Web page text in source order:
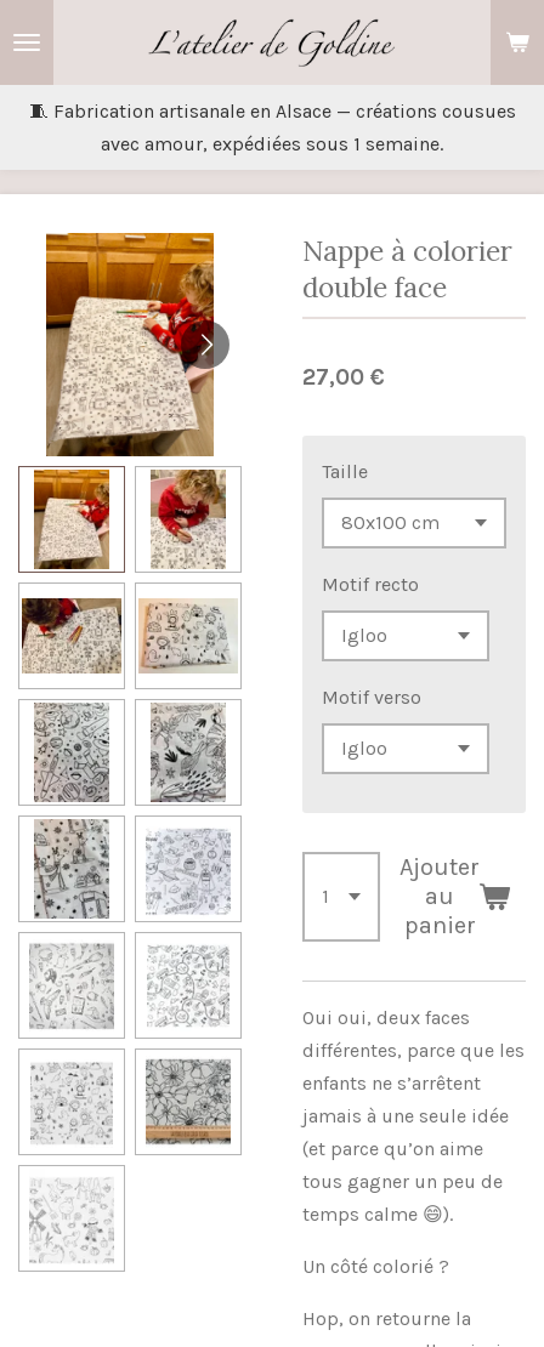
🧵 Fabrication artisanale en Alsace — créations cousues
avec amour, expédiées sous 1 semaine.
Nappe à colorier
double face
27,00 €
Taille
Motif recto
Motif verso
Ajouter
au
panier
Oui oui, deux faces
différentes, parce que les
enfants ne s’arrêtent
jamais à une seule idée
(et parce qu’on aime
tous gagner un peu de
temps calme 😄).
Un côté colorié ?
Hop, on retourne la